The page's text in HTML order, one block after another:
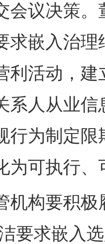
会议决策
求嵌入治
利活动，
系人从业
行为制定
为可执行
构要积极
要求嵌入